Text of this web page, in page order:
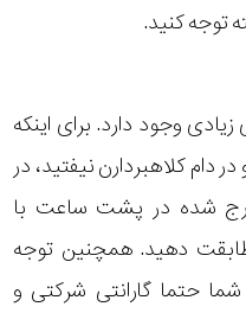
توجه کنید.
وجود دارد. برای اینکه
دام کلاهبردارن نیفتید، در
شده در پشت ساعت با
دهید. همچنین توجه
حتما گارانتی شرکتی و